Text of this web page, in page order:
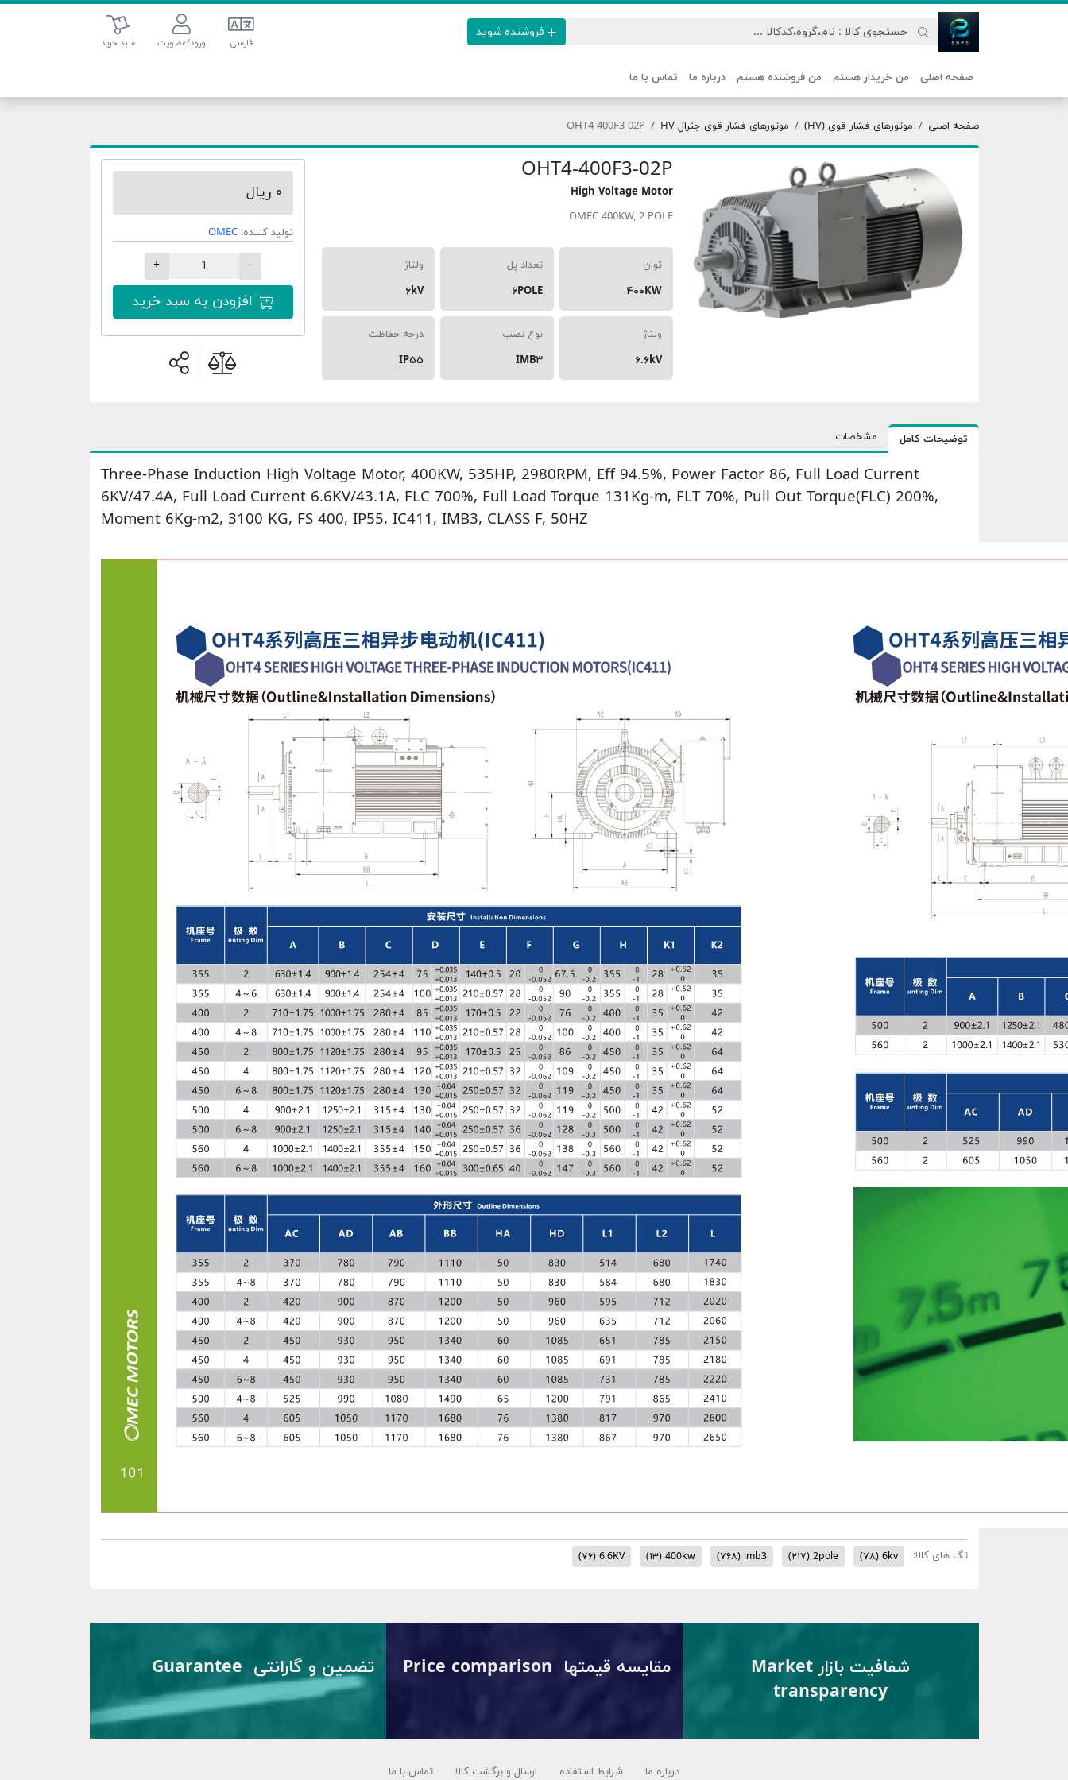
فروشنده شوید
فارسی ورود/عضویت
سبد خرید
سبد خرید
صفحه اصلی من خریدار هستم من فروشنده هستم درباره ما تماس با ما
صفحه اصلی موتورهای فشار قوی (HV) موتورهای فشار قوی جنرال HV OHT4-400F3-02P
OHT4-400F3-02P
High Voltage Motor
OMEC 400KW, 2 POLE
توان
۴۰۰KW
تعداد پل
۶POLE
ولتاژ
۶kV
ولتاژ
۶.۶kV
نوع نصب
IMB۳
درجه حفاظت
IP۵۵
۰ ریال
تولید کننده: OMEC
-
+
افزودن به سبد خرید
توضیحات کامل مشخصات
Three-Phase Induction High Voltage Motor, 400KW, 535HP, 2980RPM, Eff 94.5%, Power Factor 86, Full Load Current
6KV/47.4A, Full Load Current 6.6KV/43.1A, FLC 700%, Full Load Torque 131Kg-m, FLT 70%, Pull Out Torque(FLC) 200%,
Moment 6Kg-m2, 3100 KG, FS 400, IP55, IC411, IMB3, CLASS F, 50HZ
تگ های کالا: 6kv (۷۸) 2pole (۲۱۷) imb3 (۷۶۸) 400kw (۱۳) 6.6KV (۷۶)
شفافیت بازار Market
transparency
مقایسه قیمتها Price comparison
درباره ما شرایط استفاده ارسال و برگشت کالا تماس با ما